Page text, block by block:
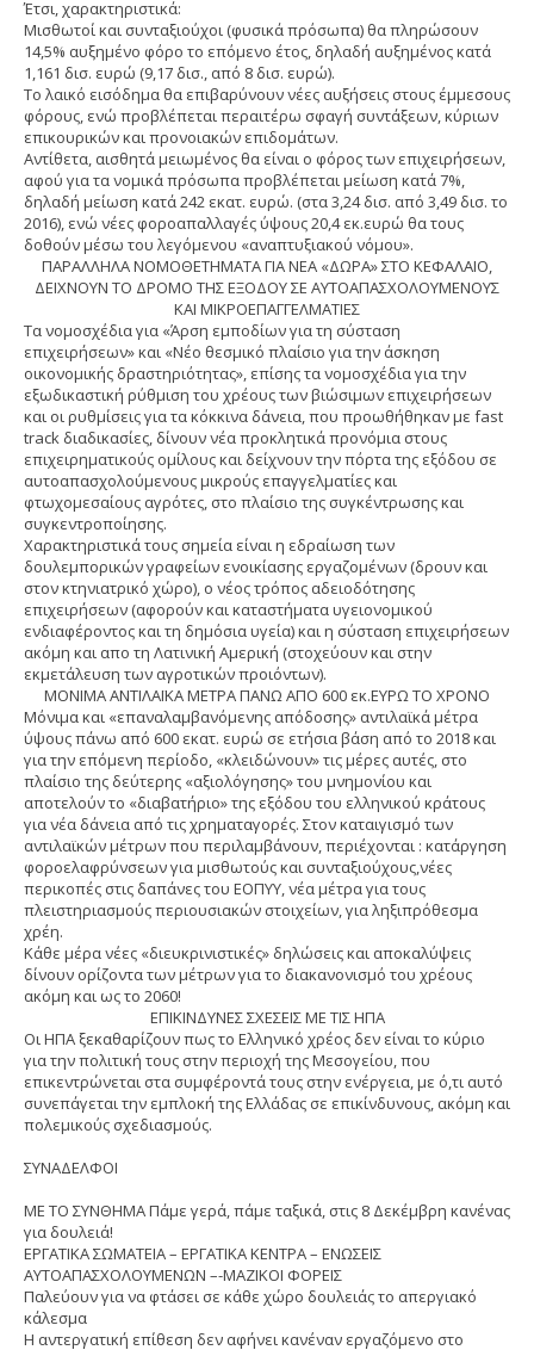
Έτσι, χαρακτηριστικά:
Μισθωτοί και συνταξιούχοι (φυσικά πρόσωπα) θα πληρώσουν
14,5% αυξημένο φόρο το επόμενο έτος, δηλαδή αυξημένος κατά
1,161 δισ. ευρώ (9,17 δισ., από 8 δισ. ευρώ).
Το λαικό εισόδημα θα επιβαρύνουν νέες αυξήσεις στους έμμεσους
φόρους, ενώ προβλέπεται περαιτέρω σφαγή συντάξεων, κύριων
επικουρικών και προνοιακών επιδομάτων.
Αντίθετα, αισθητά μειωμένος θα είναι ο φόρος των επιχειρήσεων,
αφού για τα νομικά πρόσωπα προβλέπεται μείωση κατά 7%,
δηλαδή μείωση κατά 242 εκατ. ευρώ. (στα 3,24 δισ. από 3,49 δισ. το
2016), ενώ νέες φοροαπαλλαγές ύψους 20,4 εκ.ευρώ θα τους
δοθούν μέσω του λεγόμενου «αναπτυξιακού νόμου».
ΠΑΡΑΛΛΗΛΑ ΝΟΜΟΘΕΤΗΜΑΤΑ ΓΙΑ ΝΕΑ «ΔΩΡΑ» ΣΤΟ ΚΕΦΑΛΑΙΟ,
ΔΕΙΧΝΟΥΝ ΤΟ ΔΡΟΜΟ ΤΗΣ ΕΞΟΔΟΥ ΣΕ ΑΥΤΟΑΠΑΣΧΟΛΟΥΜΕΝΟΥΣ
ΚΑΙ ΜΙΚΡΟΕΠΑΓΓΕΛΜΑΤΙΕΣ
Τα νομοσχέδια για «Άρση εμποδίων για τη σύσταση
επιχειρήσεων» και «Νέο θεσμικό πλαίσιο για την άσκηση
οικονομικής δραστηριότητας», επίσης τα νομοσχέδια για την
εξωδικαστική ρύθμιση του χρέους των βιώσιμων επιχειρήσεων
και οι ρυθμίσεις για τα κόκκινα δάνεια, που προωθήθηκαν με fast
track διαδικασίες, δίνουν νέα προκλητικά προνόμια στους
επιχειρηματικούς ομίλους και δείχνουν την πόρτα της εξόδου σε
αυτοαπασχολούμενους μικρούς επαγγελματίες και
φτωχομεσαίους αγρότες, στο πλαίσιο της συγκέντρωσης και
συγκεντροποίησης.
Χαρακτηριστικά τους σημεία είναι η εδραίωση των
δουλεμπορικών γραφείων ενοικίασης εργαζομένων (δρουν και
στον κτηνιατρικό χώρο), ο νέος τρόπος αδειοδότησης
επιχειρήσεων (αφορούν και καταστήματα υγειονομικού
ενδιαφέροντος και τη δημόσια υγεία) και η σύσταση επιχειρήσεων
ακόμη και απο τη Λατινική Αμερική (στοχεύουν και στην
εκμετάλευση των αγροτικών προιόντων).
ΜΟΝΙΜΑ ΑΝΤΙΛΑΪΚΑ ΜΕΤΡΑ ΠΑΝΩ ΑΠΟ 600 εκ.ΕΥΡΩ ΤΟ ΧΡΟΝΟ
Μόνιμα και «επαναλαμβανόμενης απόδοσης» αντιλαϊκά μέτρα
ύψους πάνω από 600 εκατ. ευρώ σε ετήσια βάση από το 2018 και
για την επόμενη περίοδο, «κλειδώνουν» τις μέρες αυτές, στο
πλαίσιο της δεύτερης «αξιολόγησης» του μνημονίου και
αποτελούν το «διαβατήριο» της εξόδου του ελληνικού κράτους
για νέα δάνεια από τις χρηματαγορές. Στον καταιγισμό των
αντιλαϊκών μέτρων που περιλαμβάνουν, περιέχονται : κατάργηση
φοροελαφρύνσεων για μισθωτούς και συνταξιούχους,νέες
περικοπές στις δαπάνες του ΕΟΠΥΥ, νέα μέτρα για τους
πλειστηριασμούς περιουσιακών στοιχείων, για ληξιπρόθεσμα
χρέη.
Κάθε μέρα νέες «διευκρινιστικές» δηλώσεις και αποκαλύψεις
δίνουν ορίζοντα των μέτρων για το διακανονισμό του χρέους
ακόμη και ως το 2060!
ΕΠΙΚΙΝΔΥΝΕΣ ΣΧΕΣΕΙΣ ΜΕ ΤΙΣ ΗΠΑ
Οι ΗΠΑ ξεκαθαρίζουν πως το Ελληνικό χρέος δεν είναι το κύριο
για την πολιτική τους στην περιοχή της Μεσογείου, που
επικεντρώνεται στα συμφέροντά τους στην ενέργεια, με ό,τι αυτό
συνεπάγεται την εμπλοκή της Ελλάδας σε επικίνδυνους, ακόμη και
πολεμικούς σχεδιασμούς.
ΣΥΝΑΔΕΛΦΟΙ
ΜΕ ΤΟ ΣΥΝΘΗΜΑ Πάμε γερά, πάμε ταξικά, στις 8 Δεκέμβρη κανένας
για δουλειά!
ΕΡΓΑΤΙΚΑ ΣΩΜΑΤΕΙΑ – ΕΡΓΑΤΙΚΑ ΚΕΝΤΡΑ – ΕΝΩΣΕΙΣ
ΑΥΤΟΑΠΑΣΧΟΛΟΥΜΕΝΩΝ –-ΜΑΖΙΚΟΙ ΦΟΡΕΙΣ
Παλεύουν για να φτάσει σε κάθε χώρο δουλειάς το απεργιακό
κάλεσμα
H αντεργατική επίθεση δεν αφήνει κανέναν εργαζόμενο στο